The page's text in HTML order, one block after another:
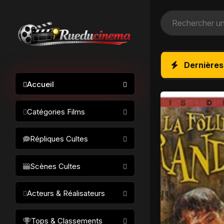
Accueil
Catégories Films
Science-fiction
Drame / Thriller
Comédie/humour
Horreur
Fantastique
Répliques Cultes
Scènes Cultes
Acteurs & Réalisateurs
Tops & Classements